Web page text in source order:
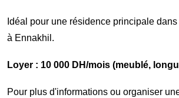
Idéal pour une résidence principale
à Ennakhil.
Loyer : 10 000 DH/mois (meublé,
Pour plus d'informations ou organiser